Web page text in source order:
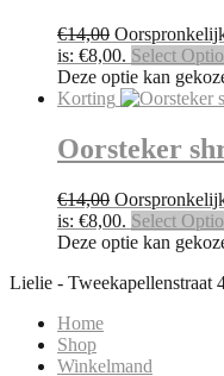
€14,00
is: €8,00. Select
Deze optie kan
Korting
Oorsteker
€14,00
is: €8,00. Select
Deze optie kan
Lielie - Tweekapellenstraat
Home
Shop
Winkelmand